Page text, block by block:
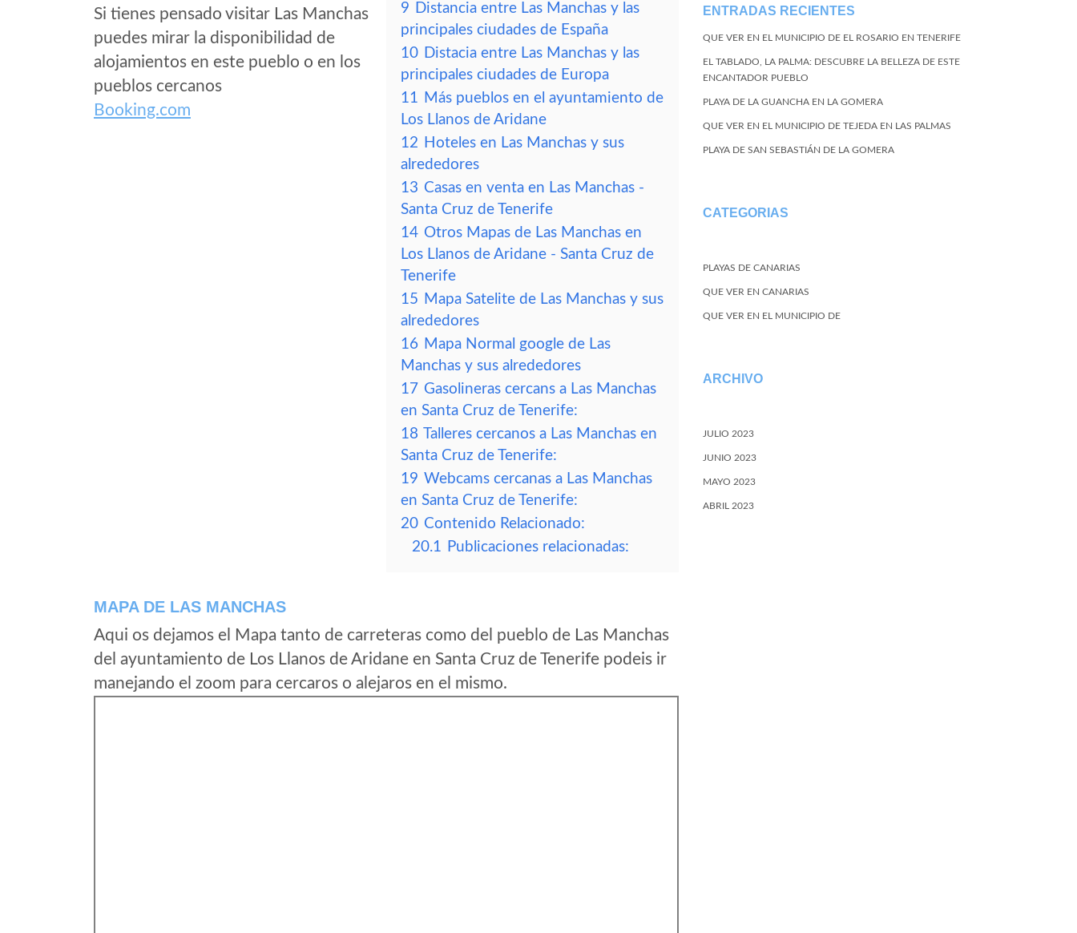
Si tienes pensado visitar Las Manchas
puedes mirar la disponibilidad de
alojamientos en este pueblo o en los
pueblos cercanos
Booking.com
9 Distancia entre Las Manchas y las
principales ciudades de España
10 Distacia entre Las Manchas y las
principales ciudades de Europa
11 Más pueblos en el ayuntamiento de
Los Llanos de Aridane
12 Hoteles en Las Manchas y sus
alrededores
13 Casas en venta en Las Manchas -
Santa Cruz de Tenerife
14 Otros Mapas de Las Manchas en
Los Llanos de Aridane - Santa Cruz de
Tenerife
15 Mapa Satelite de Las Manchas y sus
alrededores
16 Mapa Normal google de Las
Manchas y sus alrededores
17 Gasolineras cercans a Las Manchas
en Santa Cruz de Tenerife:
18 Talleres cercanos a Las Manchas en
Santa Cruz de Tenerife:
19 Webcams cercanas a Las Manchas
en Santa Cruz de Tenerife:
20 Contenido Relacionado:
20.1 Publicaciones relacionadas:
MAPA DE LAS MANCHAS
Aqui os dejamos el Mapa tanto de carreteras como del pueblo de Las Manchas
del ayuntamiento de Los Llanos de Aridane en Santa Cruz de Tenerife podeis ir
manejando el zoom para cercaros o alejaros en el mismo.
ENTRADAS RECIENTES
QUE VER EN EL MUNICIPIO DE EL ROSARIO EN TENERIFE
EL TABLADO, LA PALMA: DESCUBRE LA BELLEZA DE ESTE
ENCANTADOR PUEBLO
PLAYA DE LA GUANCHA EN LA GOMERA
QUE VER EN EL MUNICIPIO DE TEJEDA EN LAS PALMAS
PLAYA DE SAN SEBASTIÁN DE LA GOMERA
CATEGORIAS
PLAYAS DE CANARIAS
QUE VER EN CANARIAS
QUE VER EN EL MUNICIPIO DE
ARCHIVO
JULIO 2023
JUNIO 2023
MAYO 2023
ABRIL 2023